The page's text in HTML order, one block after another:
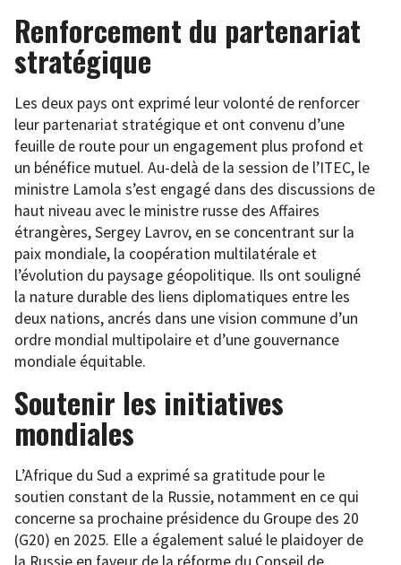
Renforcement du partenariat
stratégique
Les deux pays ont exprimé leur volonté de renforcer
leur partenariat stratégique et ont convenu d’une
feuille de route pour un engagement plus profond et
un bénéfice mutuel. Au-delà de la session de l’ITEC, le
ministre Lamola s’est engagé dans des discussions de
haut niveau avec le ministre russe des Affaires
étrangères, Sergey Lavrov, en se concentrant sur la
paix mondiale, la coopération multilatérale et
l’évolution du paysage géopolitique. Ils ont souligné
la nature durable des liens diplomatiques entre les
deux nations, ancrés dans une vision commune d’un
ordre mondial multipolaire et d’une gouvernance
mondiale équitable.
Soutenir les initiatives
mondiales
L’Afrique du Sud a exprimé sa gratitude pour le
soutien constant de la Russie, notamment en ce qui
concerne sa prochaine présidence du Groupe des 20
(G20) en 2025. Elle a également salué le plaidoyer de